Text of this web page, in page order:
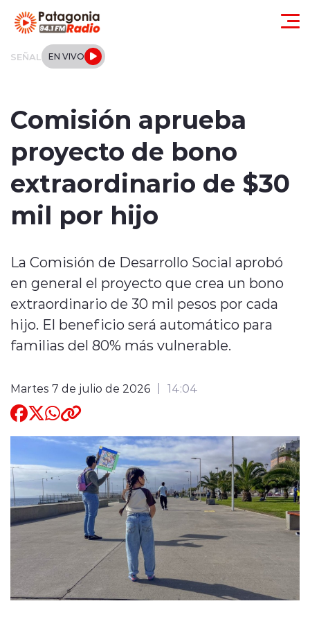
SEÑAL EN VIVO
Local
Tendencias
Deportes
Entrevistas
Quienes Somos
modo claro
Comisión aprueba
proyecto de bono
extraordinario de $30
mil por hijo
La Comisión de Desarrollo Social aprobó
en general el proyecto que crea un bono
extraordinario de 30 mil pesos por cada
hijo. El beneficio será automático para
familias del 80% más vulnerable.
Martes 7 de julio de 2026 14:04